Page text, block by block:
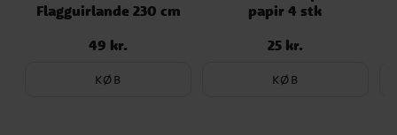
Flagguirlande 230 cm
Pris: 49 kr.
49 kr.
KØB
papir 4 stk
Pris: 25 kr.
25 kr.
KØB